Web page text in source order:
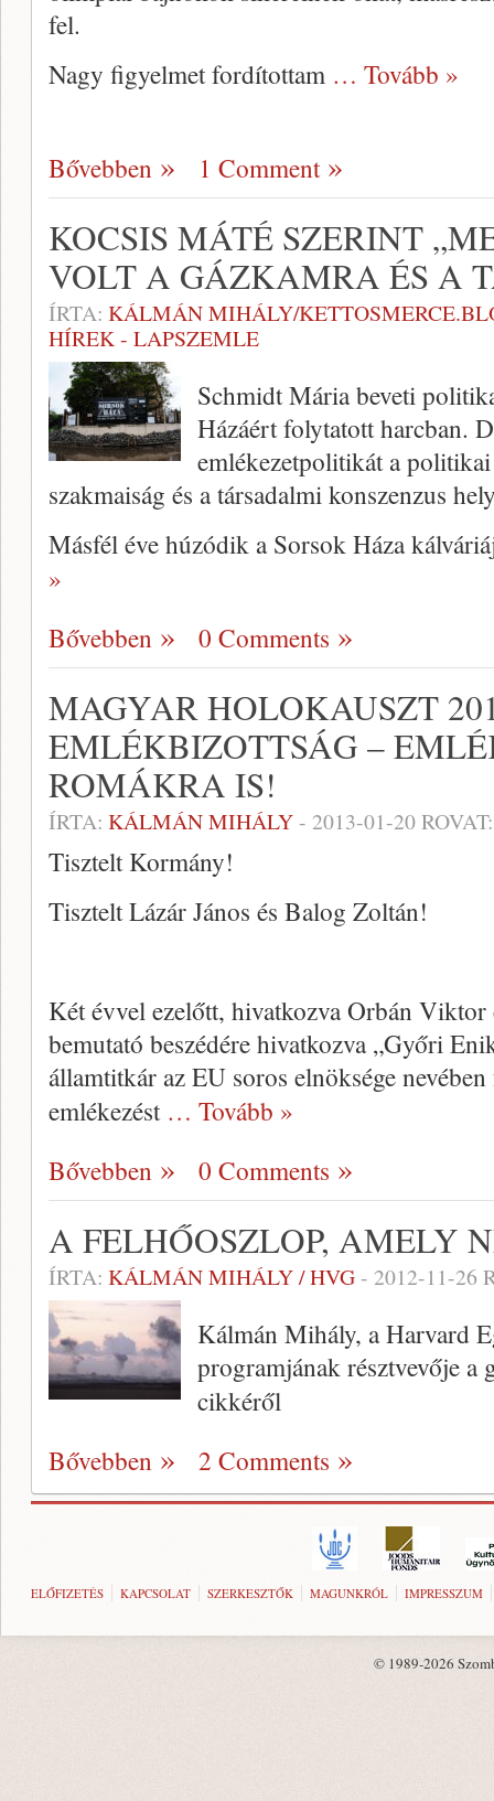
fel.
Nagy figyelmet fordítottam … Tovább »
Bővebben 1 Comment
KOCSIS MÁTÉ SZERINT
VOLT A GÁZKAMRA ÉS A
ÍRTA: KÁLMÁN MIHÁLY/
HÍREK - LAPSZEMLE
Schmidt Mária beveti
Házáért folytatott harcban.
emlékezetpolitikát a
szakmaiság és a társadalmi konszenzus
Másfél éve húzódik a Sorsok Háza
»
Bővebben
0 Comments
MAGYAR HOLOKAUSZT
EMLÉKBIZOTTSÁG –
ROMÁKRA IS!
ÍRTA: KÁLMÁN MIHÁLY- 2013-01-20
Tisztelt Kormány!
Tisztelt Lázár János és Balog Zoltán!
Két évvel ezelőtt, hivatkozva Orbán
bemutató beszédére hivatkozva „Győri
államtitkár az EU soros elnöksége
emlékezést … Tovább »
Bővebben
0 Comments
A FELHŐOSZLOP, AMELY
ÍRTA: KÁLMÁN MIHÁLY / HVG- 2012-11-26
Kálmán Mihály, a Harvard
programjának résztvevője a
cikkéről
Bővebben
2 Comments
ELŐFIZETÉS KAPCSOLAT SZERKESZTŐK MAGUNKRÓL IMPRESSZUM
© 1989-2026